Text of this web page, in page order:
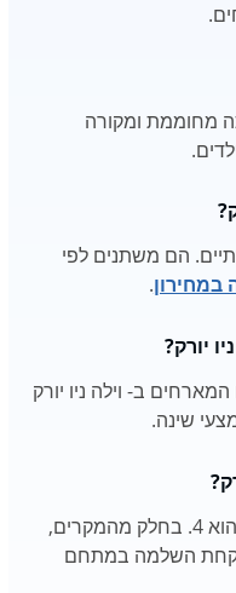
מחוממת ומקורה
הם משתנים לפי
במחירון.
יורק?
אולם המארחים ב- וילה ניו יורק
שינה.
מספר חדרי השינה ב- וילה ניו יורק הוא 4. בחלק מהמקרים,
לקחת השלמה במתחם